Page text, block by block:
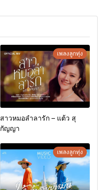
เพลงลูกทุ่ง
สาวหมอลำลารัก – แต้ว สุ
กัญญา
เพลงลูกทุ่ง